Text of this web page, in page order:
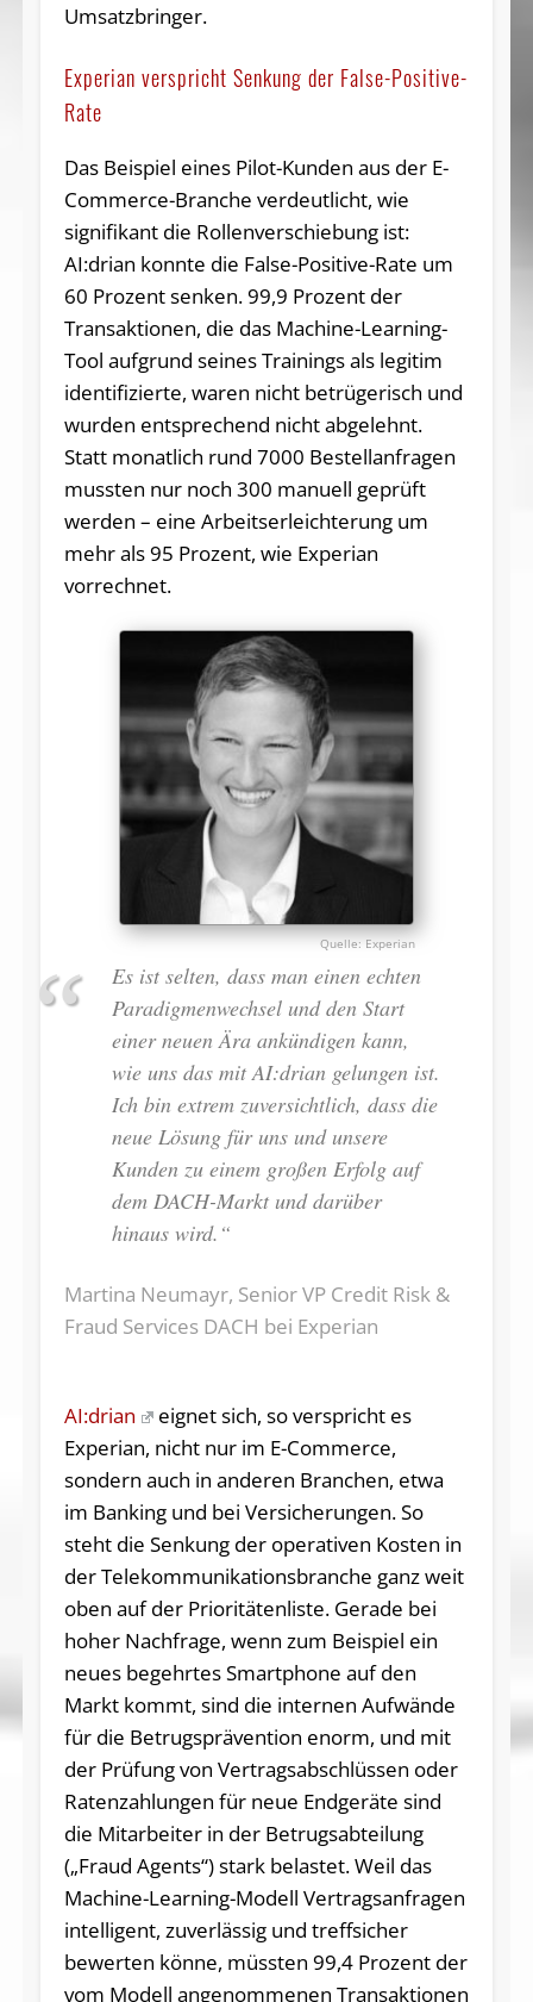
Umsatzbringer.
Experian verspricht Senkung der False-Positive-
Rate
Das Beispiel eines Pilot-Kunden aus der E-
Commerce-Branche verdeutlicht, wie
signifikant die Rollenverschiebung ist:
AI:drian konnte die False-Positive-Rate um
60 Prozent senken. 99,9 Prozent der
Transaktionen, die das Machine-Learning-
Tool aufgrund seines Trainings als legitim
identifizierte, waren nicht betrügerisch und
wurden entsprechend nicht abgelehnt.
Statt monatlich rund 7000 Bestellanfragen
mussten nur noch 300 manuell geprüft
werden – eine Arbeitserleichterung um
mehr als 95 Prozent, wie Experian
vorrechnet.
Experian
Es ist selten, dass man einen echten
Paradigmenwechsel und den Start
einer neuen Ära ankündigen kann,
wie uns das mit AI:drian gelungen ist.
Ich bin extrem zuversichtlich, dass die
neue Lösung für uns und unsere
Kunden zu einem großen Erfolg auf
dem DACH-Markt und darüber
hinaus wird.“
Martina Neumayr, Senior VP Credit Risk &
Fraud Services DACH bei Experian
AI:drian
eignet sich, so verspricht es
Experian, nicht nur im E-Commerce,
sondern auch in anderen Branchen, etwa
im Banking und bei Versicherungen. So
steht die Senkung der operativen Kosten in
der Telekommunikationsbranche ganz weit
oben auf der Prioritätenliste. Gerade bei
hoher Nachfrage, wenn zum Beispiel ein
neues begehrtes Smartphone auf den
Markt kommt, sind die internen Aufwände
für die Betrugsprävention enorm, und mit
der Prüfung von Vertragsabschlüssen oder
Ratenzahlungen für neue Endgeräte sind
die Mitarbeiter in der Betrugsabteilung
(„Fraud Agents“) stark belastet. Weil das
Machine-Learning-Modell Vertragsanfragen
intelligent, zuverlässig und treffsicher
bewerten könne, müssten 99,4 Prozent der
vom Modell angenommenen Transaktionen